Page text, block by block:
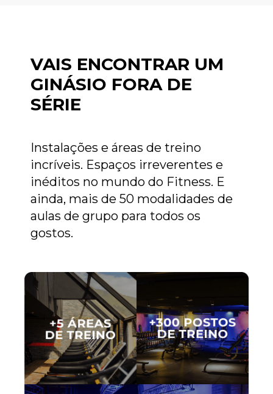
VAIS ENCONTRAR UM
GINÁSIO FORA DE
SÉRIE
Instalações e áreas de treino
incríveis. Espaços irreverentes e
inéditos no mundo do Fitness. E
ainda, mais de 50 modalidades de
aulas de grupo para todos os
gostos.